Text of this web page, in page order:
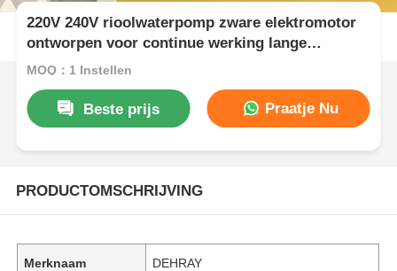
220V 240V rioolwaterpomp zware elektromotor
ontworpen voor continue werking lange
levensduur
MOQ：1 Instellen
Beste prijs Praatje Nu
PRODUCTOMSCHRIJVING
Merknaam DEHRAY